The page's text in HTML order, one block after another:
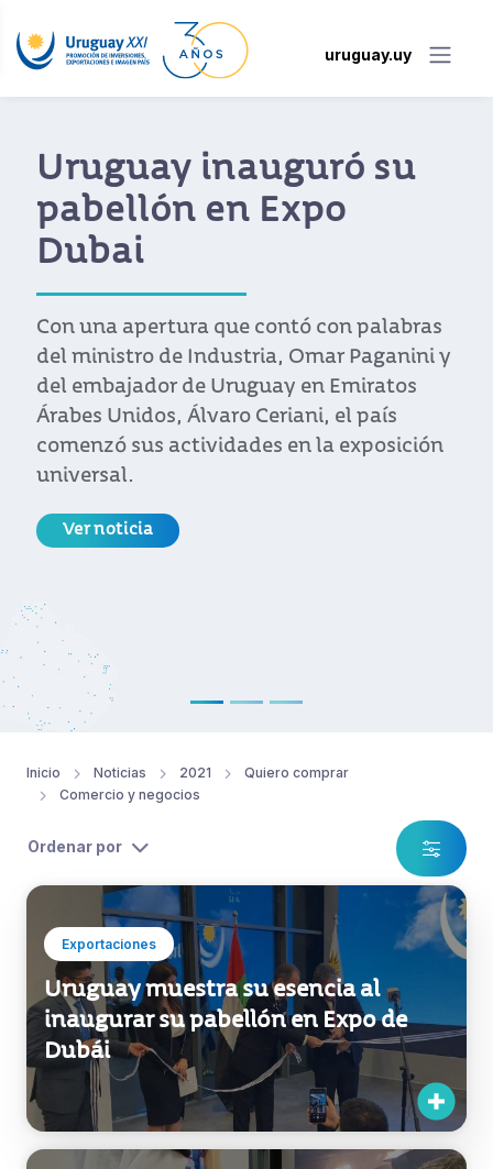
uruguay.uy
Uruguay inauguró su
pabellón en Expo
Dubai
Con una apertura que contó con palabras
del ministro de Industria, Omar Paganini y
del embajador de Uruguay en Emiratos
Árabes Unidos, Álvaro Ceriani, el país
comenzó sus actividades en la exposición
universal.
Ver noticia
Inicio Noticias 2021
Quiero comprar
Comercio y negocios
Ordenar por
Exportaciones
Uruguay muestra su esencia al
inaugurar su pabellón en Expo de
Dubái